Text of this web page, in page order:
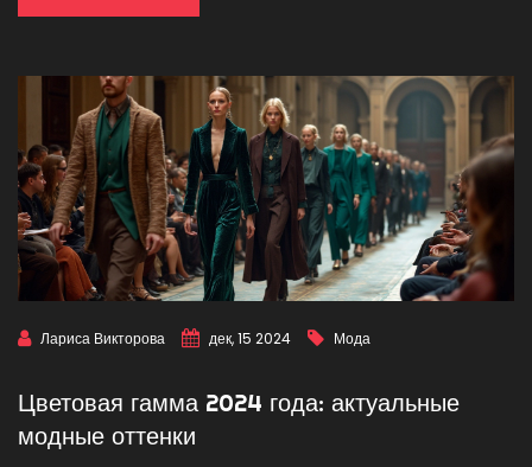
Лариса Викторова дек, 15 2024 Мода
Цветовая гамма 2024 года: актуальные
модные оттенки